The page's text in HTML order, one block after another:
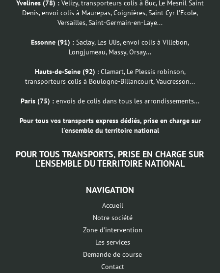
Yvelines (78) : Velizy, transporteurs colis à Buc, Le Mesnil Saint
Denis, envoi colis à Maurepas, Coignières, Saint Cyr l'Ecole,
Versailles, Saint-Germain-en-Laye...
Essonne (91) : Saclay, Les Ulis, envoi colis à Villebon,
Longjumeau, Massy, Orsay...
Hauts-de-Seine (92) : Clamart, Le Plessis robinson,
transporteurs colis à Boulogne-Billancourt, Vaucresson...
Paris (75) : envois de colis dans tous les arrondissements...
Pour tous vos transports express dédiés, prise en charge sur
l'ensemble du territoire national
POUR TOUS TRANSPORTS, PRISE EN CHARGE SUR
L'ENSEMBLE DU TERRITOIRE NATIONAL
NAVIGATION
Accueil
Notre société
Zone d’intervention
Les services
Demande de course
Contact